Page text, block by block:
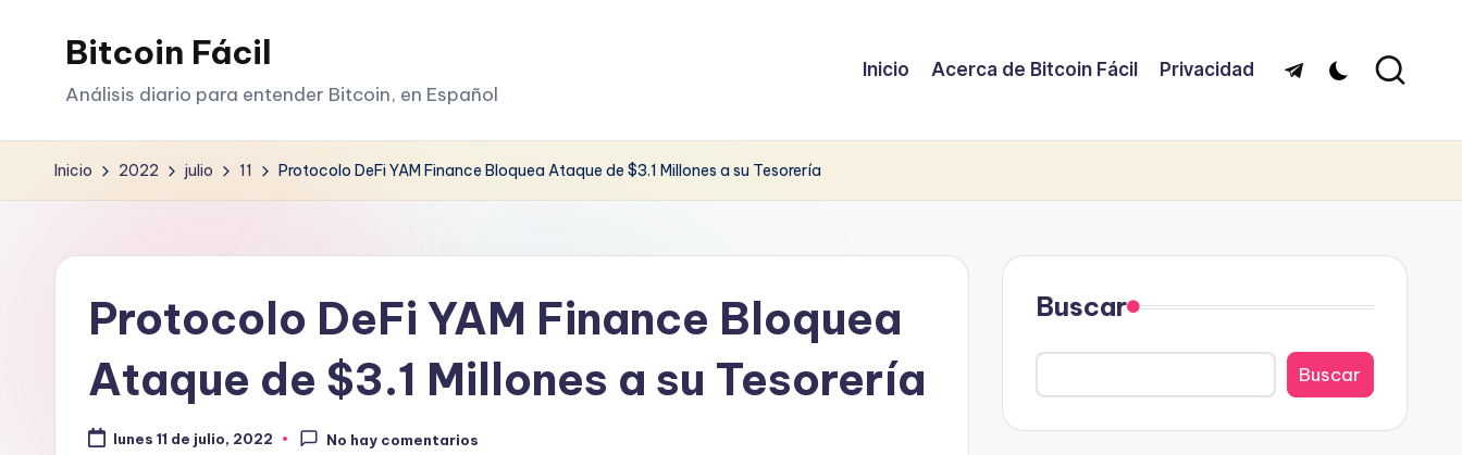
Bitcoin Fácil
Análisis diario para entender Bitcoin, en Español
Inicio Acerca de Bitcoin Fácil Privacidad Telegram
Inicio 2022 julio 11 Protocolo DeFi YAM Finance Bloquea Ataque de $3.1 Millones a su Tesorería
Protocolo DeFi YAM Finance Bloquea
Ataque de $3.1 Millones a su Tesorería
lunes 11 de julio, 2022 No hay comentarios
Buscar
Buscar